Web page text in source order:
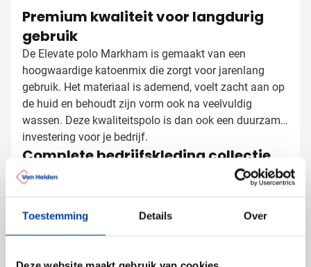
Toestemming Details Over
Deze website maakt gebruik van cookies
Premium kwaliteit voor langdurig
gebruik
De Elevate polo Markham is gemaakt van een
hoogwaardige katoenmix die zorgt voor jarenlang
gebruik. Het materiaal is ademend, voelt zacht aan op
de huid en behoudt zijn vorm ook na veelvuldig
wassen. Deze kwaliteitspolo is dan ook een duurzame
investering voor je bedrijf.
Complete bedrijfskleding collectie
Maak je bedrijfskleding compleet met bijpassende
Te combineren met andere kledingstukken uit de
Elevate collectie